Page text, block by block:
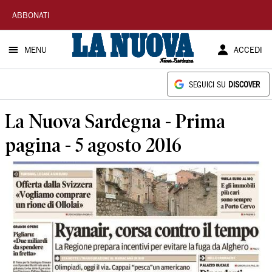
La
Nuova
Sardegna
ABBONATI
MENU ACCEDI
SEGUICI SU DISCOVER
La Nuova Sardegna - Prima
pagina - 5 agosto 2016